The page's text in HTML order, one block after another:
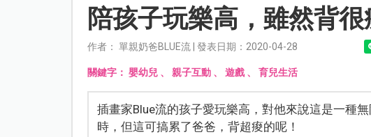
陪孩子玩樂高，雖然背
作者： 單親奶爸BLUE流 | 發表日期：2020-04-28
關鍵字： 嬰幼兒、 親子互動、 遊戲、 育兒生活
插畫家Blue流的孩子愛玩樂高，對他來說這是一種
時，但這可搞累了爸爸，背超痠的呢！